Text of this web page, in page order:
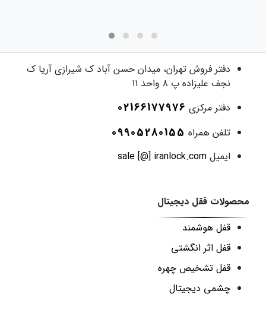
دفتر فروش تهران، میدان حسن آباد ک شیرازی آریا ک
نجف علیزاده پ ۸ واحد ۱۱
دفتر مرکزی 02166177976
تلفن همراه 09905280155
ایمیل sale [@] iranlock.com
محصولات فقل دیجیتال
قفل هوشمند
قفل اثر انگشتی
قفل تشخیص چهره
چشمی دیجیتال